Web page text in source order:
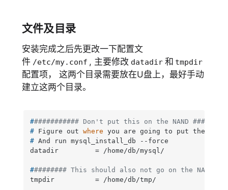
文件及目录
安装完成之后先更改一下配置文
件 /etc/my.conf , 主要修改 datadir 和 tmpdir
配置项， 这两个目录需要放在U盘上，最好手动
建立这两个目录。
############ Don't put this on the NAND
# Figure out where you are going to put the
# And run mysql_install_db --force
######### This should also not go on the NAND
tmpdir          = /home/db/tmp/